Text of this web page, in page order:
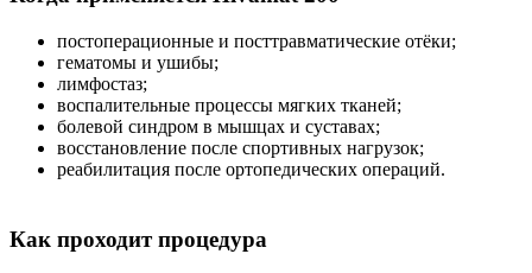
постоперационные и посттравматические отёки;
гематомы и ушибы;
лимфостаз;
воспалительные процессы мягких тканей;
болевой синдром в мышцах и суставах;
восстановление после спортивных нагрузок;
реабилитация после ортопедических операций.
Как проходит процедура